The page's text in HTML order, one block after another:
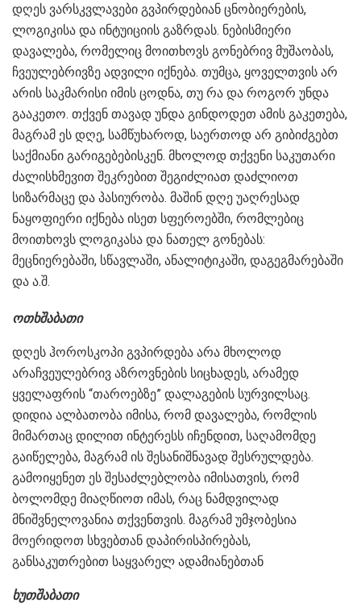
დღეს ვარსკვლავები გვპირდებიან ცნობიერების,
ლოგიკისა და ინტუიციის გაზრდას. ნებისმიერი
დავალება, რომელიც მოითხოვს გონებრივ მუშაობას,
ჩვეულებრივზე ადვილი იქნება. თუმცა, ყოველთვის არ
არის საკმარისი იმის ცოდნა, თუ რა და როგორ უნდა
გააკეთო. თქვენ თავად უნდა გინდოდეთ ამის გაკეთება,
მაგრამ ეს დღე, სამწუხაროდ, საერთოდ არ გიბიძგებთ
საქმიანი გარიგებებისკენ. მხოლოდ თქვენი საკუთარი
ძალისხმევით შეკრებით შეგიძლიათ დაძლიოთ
სიზარმაცე და პასიურობა. მაშინ დღე უაღრესად
ნაყოფიერი იქნება ისეთ სფეროებში, რომლებიც
მოითხოვს ლოგიკასა და ნათელ გონებას:
მეცნიერებაში, სწავლაში, ანალიტიკაში, დაგეგმარებაში
და ა.შ.
ოთხშაბათი
დღეს ჰოროსკოპი გვპირდება არა მხოლოდ
არაჩვეულებრივ აზროვნების სიცხადეს, არამედ
ყველაფრის “თაროებზე” დალაგების სურვილსაც.
დიდია ალბათობა იმისა, რომ დავალება, რომლის
მიმართაც დილით ინტერესს იჩენდით, საღამომდე
გაიწელება, მაგრამ ის შესანიშნავად შესრულდება.
გამოიყენეთ ეს შესაძლებლობა იმისათვის, რომ
ბოლომდე მიაღწიოთ იმას, რაც ნამდვილად
მნიშვნელოვანია თქვენთვის. მაგრამ უმჯობესია
მოერიდოთ სხვებთან დაპირისპირებას,
განსაკუთრებით საყვარელ ადამიანებთან
ხუთშაბათი